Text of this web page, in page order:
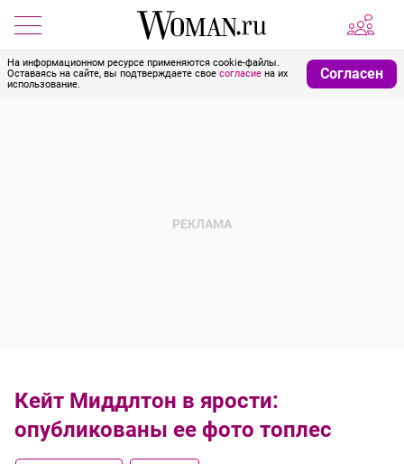
На информационном ресурсе применяются cookie-файлы.
Оставаясь на сайте, вы подтверждаете свое согласие на их
использование.
Согласен
Кейт Миддлтон в ярости:
опубликованы ее фото топлес